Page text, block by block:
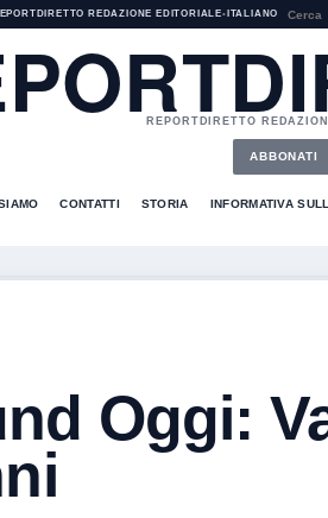
REDAZIONE EDITORIALE• ITALIANO
REPORTDIRETTO
ABBONATI
CONTATTI STORIA INFORMATIVA
Oggi: